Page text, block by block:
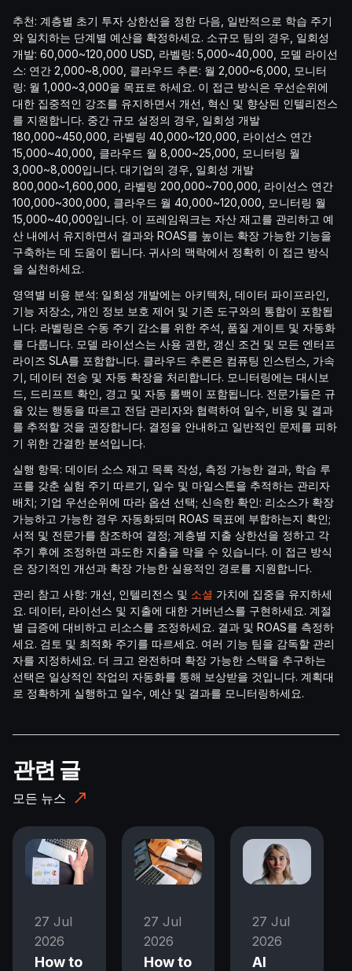
추천: 계층별 초기 투자 상한선을 정한 다음, 일반적으로 학습 주기
와 일치하는 단계별 예산을 확정하세요. 소규모 팀의 경우, 일회성
개발: 60,000~120,000 USD, 라벨링: 5,000~40,000, 모델 라이선
스: 연간 2,000~8,000, 클라우드 추론: 월 2,000~6,000, 모니터
링: 월 1,000~3,000을 목표로 하세요. 이 접근 방식은 우선순위에
대한 집중적인 강조를 유지하면서 개선, 혁신 및 향상된 인텔리전스
를 지원합니다. 중간 규모 설정의 경우, 일회성 개발
180,000~450,000, 라벨링 40,000~120,000, 라이선스 연간
15,000~40,000, 클라우드 월 8,000~25,000, 모니터링 월
3,000~8,000입니다. 대기업의 경우, 일회성 개발
800,000~1,600,000, 라벨링 200,000~700,000, 라이선스 연간
100,000~300,000, 클라우드 월 40,000~120,000, 모니터링 월
15,000~40,000입니다. 이 프레임워크는 자산 재고를 관리하고 예
산 내에서 유지하면서 결과와 ROAS를 높이는 확장 가능한 기능을
구축하는 데 도움이 됩니다. 귀사의 맥락에서 정확히 이 접근 방식
을 실천하세요.
영역별 비용 분석: 일회성 개발에는 아키텍처, 데이터 파이프라인,
기능 저장소, 개인 정보 보호 제어 및 기존 도구와의 통합이 포함됩
니다. 라벨링은 수동 주기 감소를 위한 주석, 품질 게이트 및 자동화
를 다룹니다. 모델 라이선스는 사용 권한, 갱신 조건 및 모든 엔터프
라이즈 SLA를 포함합니다. 클라우드 추론은 컴퓨팅 인스턴스, 가속
기, 데이터 전송 및 자동 확장을 처리합니다. 모니터링에는 대시보
드, 드리프트 확인, 경고 및 자동 롤백이 포함됩니다. 전문가들은 규
율 있는 행동을 따르고 전담 관리자와 협력하여 일수, 비용 및 결과
를 추적할 것을 권장합니다. 결정을 안내하고 일반적인 문제를 피하
기 위한 간결한 분석입니다.
실행 항목: 데이터 소스 재고 목록 작성, 측정 가능한 결과, 학습 루
프를 갖춘 실험 주기 따르기, 일수 및 마일스톤을 추적하는 관리자
배치; 기업 우선순위에 따라 옵션 선택; 신속한 확인: 리소스가 확장
가능하고 가능한 경우 자동화되며 ROAS 목표에 부합하는지 확인;
서적 및 전문가를 참조하여 결정; 계층별 지출 상한선을 정하고 각
주기 후에 조정하면 과도한 지출을 막을 수 있습니다. 이 접근 방식
은 장기적인 개선과 확장 가능한 실용적인 경로를 지원합니다.
관리 참고 사항: 개선, 인텔리전스 및 소셜 가치에 집중을 유지하세
요. 데이터, 라이선스 및 지출에 대한 거버넌스를 구현하세요. 계절
별 급증에 대비하고 리소스를 조정하세요. 결과 및 ROAS를 측정하
세요. 검토 및 최적화 주기를 따르세요. 여러 기능 팀을 감독할 관리
자를 지정하세요. 더 크고 완전하며 확장 가능한 스택을 추구하는
선택은 일상적인 작업의 자동화를 통해 보상받을 것입니다. 계획대
로 정확하게 실행하고 일수, 예산 및 결과를 모니터링하세요.
관련 글
모든 뉴스
27 Jul
2026
How to
27 Jul
2026
How to
27 Jul
2026
AI